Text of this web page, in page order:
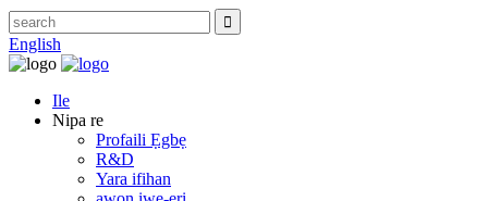
English
Ile
Nipa re
Profaili Ẹgbẹ
R&D
Yara ifihan